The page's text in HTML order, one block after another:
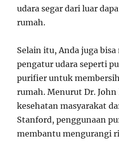
udara segar dari luar
rumah.
Selain itu, Anda juga
pengatur udara seperti
purifier untuk
rumah. Menurut Dr. John
kesehatan masyarakat
Stanford, penggunaan
membantu mengurangi